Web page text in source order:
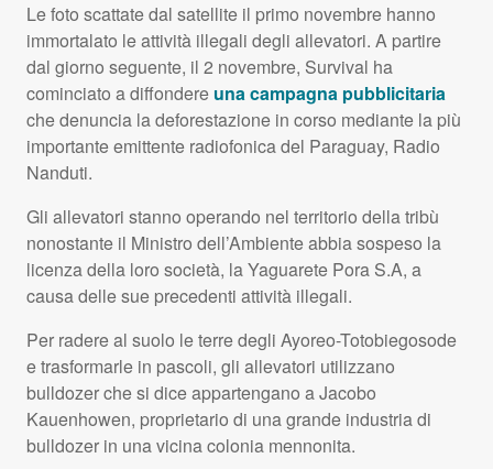
Le foto scattate dal satellite il primo novembre hanno
immortalato le attività illegali degli allevatori. A partire
dal giorno seguente, il 2 novembre, Survival ha
cominciato a diffondere una campagna pubblicitaria
che denuncia la deforestazione in corso mediante la più
importante emittente radiofonica del Paraguay, Radio
Nanduti.
Gli allevatori stanno operando nel territorio della tribù
nonostante il Ministro dell’Ambiente abbia sospeso la
licenza della loro società, la Yaguarete Pora S.A, a
causa delle sue precedenti attività illegali.
Per radere al suolo le terre degli Ayoreo-Totobiegosode
e trasformarle in pascoli, gli allevatori utilizzano
bulldozer che si dice appartengano a Jacobo
Kauenhowen, proprietario di una grande industria di
bulldozer in una vicina colonia mennonita.